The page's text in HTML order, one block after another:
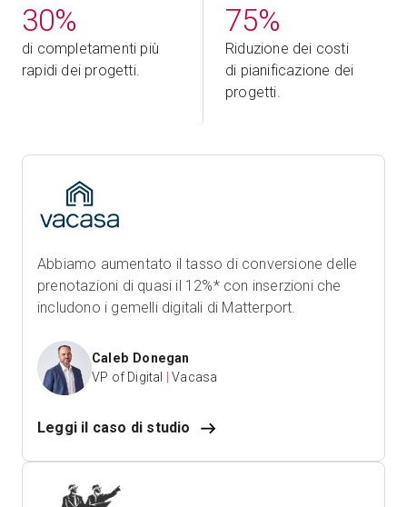
30%
di completamenti più
rapidi dei progetti.
75%
Riduzione dei costi
di pianificazione dei
progetti.
Abbiamo aumentato il tasso di conversione delle
prenotazioni di quasi il 12%* con inserzioni che
includono i gemelli digitali di Matterport.
Caleb Donegan
VP of Digital
Vacasa
Leggi il caso di studio